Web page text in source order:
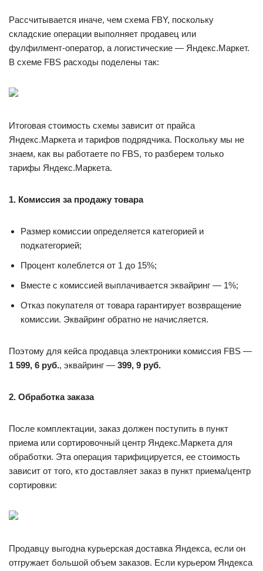
Рассчитывается иначе, чем схема FBY, поскольку
складские операции выполняет продавец или
фулфилмент-оператор, а логистические — Яндекс.Маркет.
В схеме FBS расходы поделены так:
Итоговая стоимость схемы зависит от прайса
Яндекс.Маркета и тарифов подрядчика. Поскольку мы не
знаем, как вы работаете по FBS, то разберем только
тарифы Яндекс.Маркета.
1. Комиссия за продажу товара
Размер комиссии определяется категорией и
подкатегорией;
Процент колеблется от 1 до 15%;
Вместе с комиссией выплачивается эквайринг — 1%;
Отказ покупателя от товара гарантирует возвращение
комиссии. Эквайринг обратно не начисляется.
Поэтому для кейса продавца электроники комиссия FBS —
1 599, 6 руб., эквайринг — 399, 9 руб.
2. Обработка заказа
После комплектации, заказ должен поступить в пункт
приема или сортировочный центр Яндекс.Маркета для
обработки. Эта операция тарифицируется, ее стоимость
зависит от того, кто доставляет заказ в пункт приема/центр
сортировки:
Продавцу выгодна курьерская доставка Яндекса, если он
отгружает большой объем заказов. Если курьером Яндекса